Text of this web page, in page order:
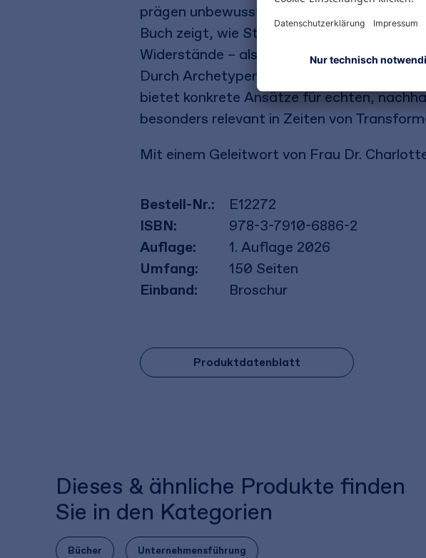
prägen unbewusste »Geschichten« in den
Buch zeigt, wie Storytelling und
Widerstände – als »Dämonen«
Durch Archetypen werden Hindernisse
bietet konkrete Ansätze für echten,
besonders relevant in Zeiten von
Mit einem Geleitwort von Frau Dr.
Bestell-Nr.:
E12272
ISBN:
978-3-7910-6886-2
Auflage:
1. Auflage 2026
Umfang:
150 Seiten
Einband:
Broschur
Produktdatenblatt
Dieses & ähnliche Produkte finden
Sie in den Kategorien
Bücher Unternehmensführung